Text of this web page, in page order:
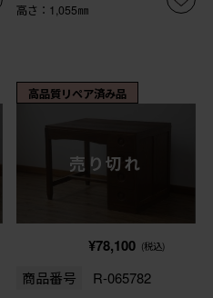
高さ：1,055㎜
高品質リペア済み品
売り切れ
¥78,100 (税込)
商品番号 R-065782